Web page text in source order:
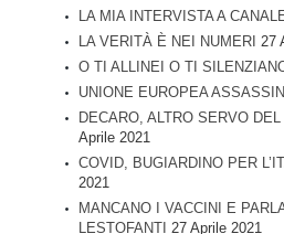
LA MIA INTERVISTA A
LA VERITÀ È NEI NUMERI 27
O TI ALLINEI O TI
UNIONE EUROPEA
DECARO, ALTRO SERVO
Aprile 2021
COVID, BUGIARDINO PER
2021
MANCANO I VACCINI E
LESTOFANTI 27 Aprile 2021